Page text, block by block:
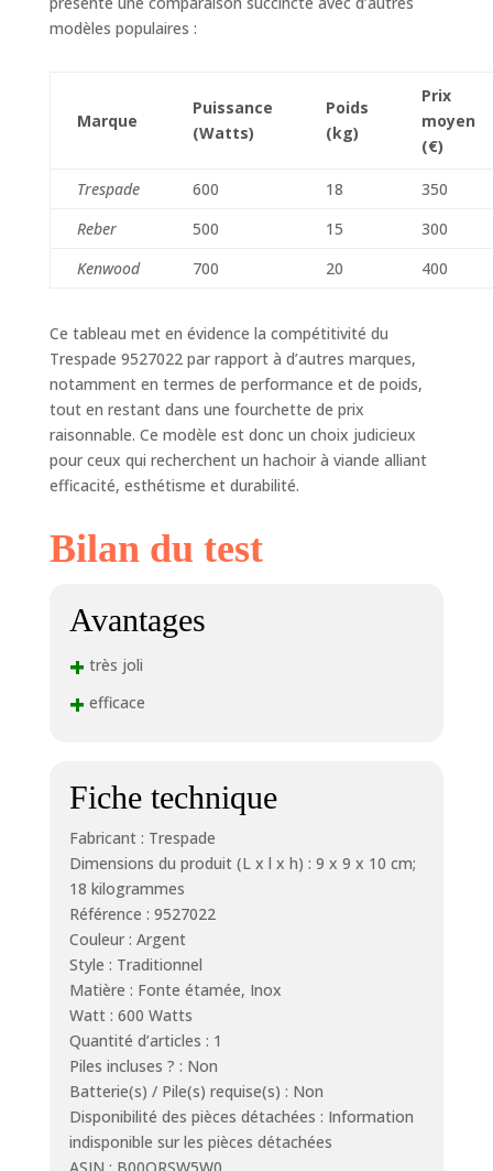
modèles populaires :
Marque
Puissance
(Watts)
Poids
(kg)
Prix
moyen
(€)
Trespade 600 18
350
Reber
500 15
300
Kenwood
700 20 400
Ce tableau met en évidence la compétitivité du
Trespade 9527022 par rapport à d’autres marques,
notamment en termes de performance et de poids,
tout en restant dans une fourchette de prix
raisonnable. Ce modèle est donc un choix judicieux
pour ceux qui recherchent un hachoir à viande alliant
efficacité, esthétisme et durabilité.
Bilan du test
Avantages
+ très joli
+ efficace
Fiche technique
Fabricant : Trespade
Dimensions du produit (L x l x h) : 9 x 9 x 10 cm;
18 kilogrammes
Référence : 9527022
Couleur : Argent
Style : Traditionnel
Matière : Fonte étamée, Inox
Watt : 600 Watts
Quantité d’articles : 1
Piles incluses ? : Non
Batterie(s) / Pile(s) requise(s) : Non
Disponibilité des pièces détachées : Information
indisponible sur les pièces détachées